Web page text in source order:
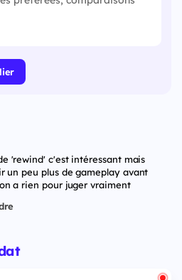
'rewind' c'est intéressant mais
un peu plus de gameplay avant
a rien pour juger vraiment